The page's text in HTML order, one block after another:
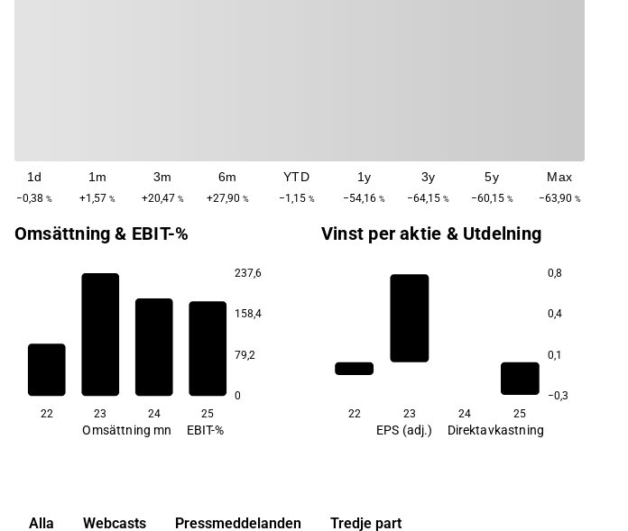
1d
−0,38 %
1m
+1,57 %
3m
+20,47 %
6m
+27,90 %
YTD
−1,15 %
1y
−54,16 %
3y
−64,15 %
5y
−60,15 %
Max
−63,90 %
Omsättning & EBIT-%
237,6
158,4
79,2
0
22 23 24 25
Omsättning mn EBIT-%
Vinst per aktie & Utdelning
0,8
0,4
0,1
−0,3
22 23 24 25
EPS (adj.) Direktavkastning
Alla Webcasts Pressmeddelanden Tredje part